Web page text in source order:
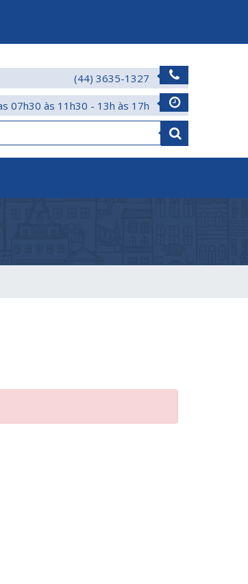
(44) 3635-1327
07h30 às 11h30 - 13h às 17h